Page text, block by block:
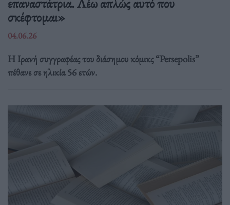
σκέφτομαι»
04.06.26
Η Ιρανή συγγραφέας του διάσημου κόμικς “Persepolis”
πέθανε σε ηλικία 56 ετών.